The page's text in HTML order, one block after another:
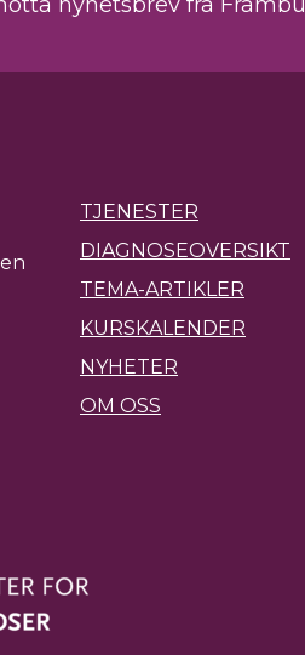
TJENESTER
DIAGNOSEOVERSIKT
TEMA-ARTIKLER
KURSKALENDER
NYHETER
OM OSS